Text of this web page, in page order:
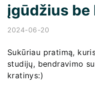
įgūdžius be
2024-06-20
Sukūriau pratimą,
studijų, bendravimo
kratinys:)